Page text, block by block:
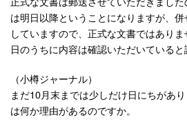
は明日以降ということになりますが、
していますので、正式な文書ではあり
日のうちに内容は確認いただいていると
（小樽ジャーナル）
まだ10月末までは少しだけ日にちがあ
は何か理由があるのですか。